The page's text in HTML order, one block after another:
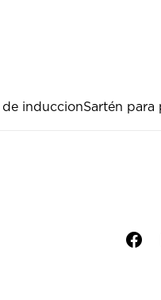
de induccionSartén para
f